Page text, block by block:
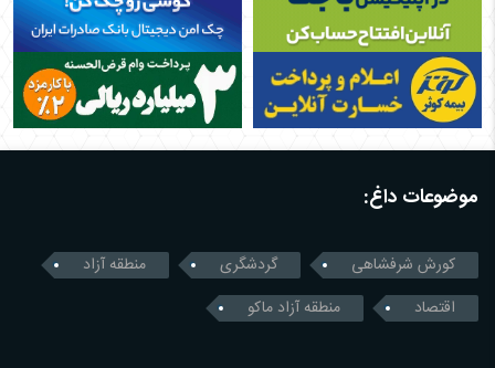
موضوعات داغ:
کورش شرفشاهی گردشگری
منطقه آزاد
اقتصاد
منطقه آزاد ماکو